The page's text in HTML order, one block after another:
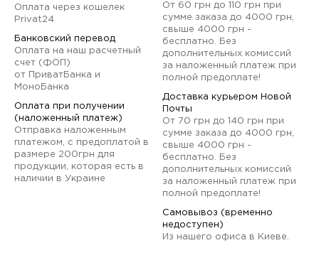
Оплата через кошелек
Privat24
Банковский перевод
Оплата на наш расчетный
счет (ФОП)
от ПриватБанка и
МоноБанка
Оплата при получении
(наложенный платеж)
Отправка наложенным
платежом, с предоплатой в
размере 200грн для
продукции, которая есть в
наличии в Украине
От 60 грн до 110 грн при
сумме заказа до 4000 грн,
свыше 4000 грн -
бесплатно. Без
дополнительных комиссий
за наложенный платеж при
полной предоплате!
Доставка курьером Новой
Почты
От 70 грн до 140 грн при
сумме заказа до 4000 грн,
свыше 4000 грн -
бесплатно. Без
дополнительных комиссий
за наложенный платеж при
полной предоплате!
Самовывоз (временно
недоступен)
Из нашего офиса в Киеве.